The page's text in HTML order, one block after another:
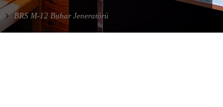
BRS M-12 Buhar Jeneratörü